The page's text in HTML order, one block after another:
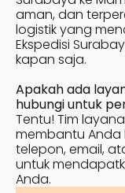
aman, dan
logistik yang
Ekspedisi
kapan saja.
Apakah ada
hubungi untuk
Tentu! Tim
membantu Anda
telepon, email,
untuk
Anda.